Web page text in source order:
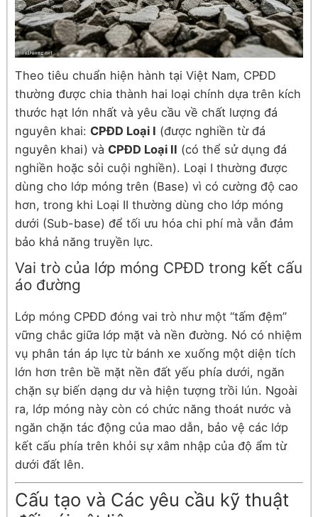
Theo tiêu chuẩn hiện hành tại Việt Nam, CPĐD
thường được chia thành hai loại chính dựa trên kích
thước hạt lớn nhất và yêu cầu về chất lượng đá
nguyên khai: CPĐD Loại I (được nghiền từ đá
nguyên khai) và CPĐD Loại II (có thể sử dụng đá
nghiền hoặc sỏi cuội nghiền). Loại I thường được
dùng cho lớp móng trên (Base) vì có cường độ cao
hơn, trong khi Loại II thường dùng cho lớp móng
dưới (Sub-base) để tối ưu hóa chi phí mà vẫn đảm
bảo khả năng truyền lực.
Vai trò của lớp móng CPĐD trong kết cấu
áo đường
Lớp móng CPĐD đóng vai trò như một “tấm đệm”
vững chắc giữa lớp mặt và nền đường. Nó có nhiệm
vụ phân tán áp lực từ bánh xe xuống một diện tích
lớn hơn trên bề mặt nền đất yếu phía dưới, ngăn
chặn sự biến dạng dư và hiện tượng trồi lún. Ngoài
ra, lớp móng này còn có chức năng thoát nước và
ngăn chặn tác động của mao dẫn, bảo vệ các lớp
kết cấu phía trên khỏi sự xâm nhập của độ ẩm từ
dưới đất lên.
Cấu tạo và Các yêu cầu kỹ thuật